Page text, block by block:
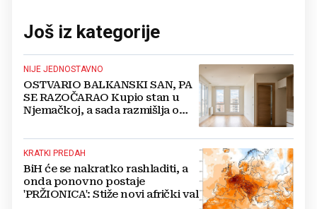
Još iz kategorije
NIJE JEDNOSTAVNO
OSTVARIO BALKANSKI SAN, PA
SE RAZOČARAO Kupio stan u
Njemačkoj, a sada razmišlja o
KRATKI PREDAH
BiH će se nakratko rashladiti, a
onda ponovno postaje
'PRŽIONICA': Stiže novi afrički val